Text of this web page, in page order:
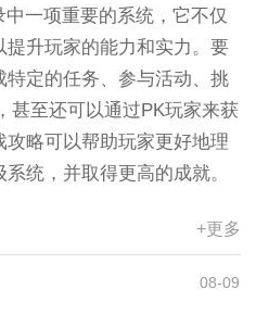
一项重要的系统，它不仅
升玩家的能力和实力。要
定的任务、参与活动、挑
甚至还可以通过PK玩家来获
略可以帮助玩家更好地理
统，并取得更高的成就。
+更多
08-09